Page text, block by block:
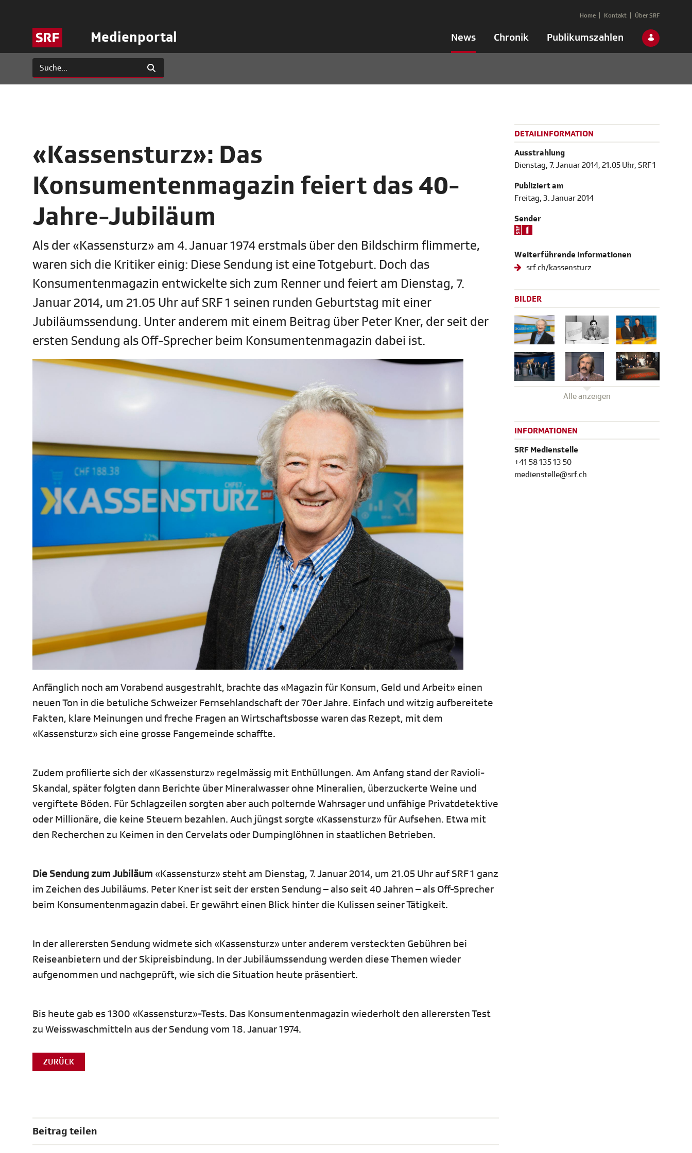
Medienportal News Chronik Publikumszahlen
Home Kontakt Über SRF
«Kassensturz»: Das
Konsumentenmagazin feiert das 40-
Jahre-Jubiläum
Als der «Kassensturz» am 4. Januar 1974 erstmals über den Bildschirm flimmerte,
waren sich die Kritiker einig: Diese Sendung ist eine Totgeburt. Doch das
Konsumentenmagazin entwickelte sich zum Renner und feiert am Dienstag, 7.
Januar 2014, um 21.05 Uhr auf SRF 1 seinen runden Geburtstag mit einer
Jubiläumssendung. Unter anderem mit einem Beitrag über Peter Kner, der seit der
ersten Sendung als Off-Sprecher beim Konsumentenmagazin dabei ist.
Anfänglich noch am Vorabend ausgestrahlt, brachte das «Magazin für Konsum, Geld und Arbeit» einen
neuen Ton in die betuliche Schweizer Fernsehlandschaft der 70er Jahre. Einfach und witzig aufbereitete
Fakten, klare Meinungen und freche Fragen an Wirtschaftsbosse waren das Rezept, mit dem
«Kassensturz» sich eine grosse Fangemeinde schaffte.
Zudem profilierte sich der «Kassensturz» regelmässig mit Enthüllungen. Am Anfang stand der Ravioli-
Skandal, später folgten dann Berichte über Mineralwasser ohne Mineralien, überzuckerte Weine und
vergiftete Böden. Für Schlagzeilen sorgten aber auch polternde Wahrsager und unfähige Privatdetektive
oder Millionäre, die keine Steuern bezahlen. Auch jüngst sorgte «Kassensturz» für Aufsehen. Etwa mit
den Recherchen zu Keimen in den Cervelats oder Dumpinglöhnen in staatlichen Betrieben.
Die Sendung zum Jubiläum «Kassensturz» steht am Dienstag, 7. Januar 2014, um 21.05 Uhr auf SRF 1 ganz
im Zeichen des Jubiläums. Peter Kner ist seit der ersten Sendung – also seit 40 Jahren – als Off-Sprecher
beim Konsumentenmagazin dabei. Er gewährt einen Blick hinter die Kulissen seiner Tätigkeit.
In der allerersten Sendung widmete sich «Kassensturz» unter anderem versteckten Gebühren bei
Reiseanbietern und der Skipreisbindung. In der Jubiläumssendung werden diese Themen wieder
aufgenommen und nachgeprüft, wie sich die Situation heute präsentiert.
Bis heute gab es 1300 «Kassensturz»-Tests. Das Konsumentenmagazin wiederholt den allerersten Test
zu Weisswaschmitteln aus der Sendung vom 18. Januar 1974.
ZURÜCK
Beitrag teilen
DETAILINFORMATION
Ausstrahlung
Dienstag, 7. Januar 2014, 21.05 Uhr, SRF 1
Publiziert am
Freitag, 3. Januar 2014
Sender
Weiterführende Informationen
srf.ch/kassensturz
BILDER
Alle anzeigen
INFORMATIONEN
SRF Medienstelle
+41 58 135 13 50
medienstelle@srf.ch